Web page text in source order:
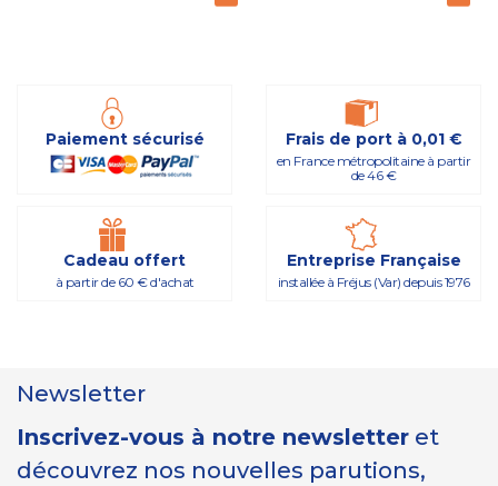
Paiement sécurisé Frais de port à 0,01 €
en France métropolitaine à partir
de 46 €
Cadeau offert
à partir de 60 € d'achat
Entreprise Française
installée à Fréjus (Var) depuis 1976
Newsletter
Inscrivez-vous à notre newsletter et
découvrez nos nouvelles parutions,